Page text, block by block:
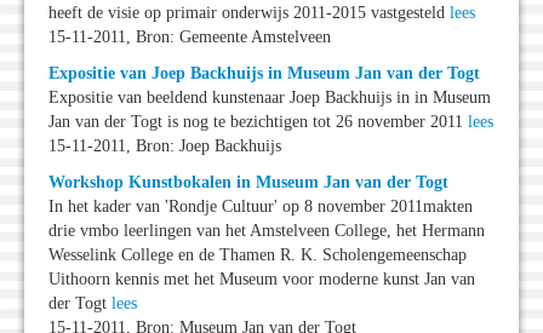
heeft de visie op primair onderwijs 2011-2015 vastgesteld lees
15-11-2011, Bron: Gemeente Amstelveen
Expositie van Joep Backhuijs in Museum Jan van der Togt
Expositie van beeldend kunstenaar Joep Backhuijs in in Museum
Jan van der Togt is nog te bezichtigen tot 26 november 2011 lees
15-11-2011, Bron: Joep Backhuijs
Workshop Kunstbokalen in Museum Jan van der Togt
In het kader van 'Rondje Cultuur' op 8 november 2011makten
drie vmbo leerlingen van het Amstelveen College, het Hermann
Wesselink College en de Thamen R. K. Scholengemeenschap
Uithoorn kennis met het Museum voor moderne kunst Jan van
der Togt lees
15-11-2011, Bron: Museum Jan van der Togt